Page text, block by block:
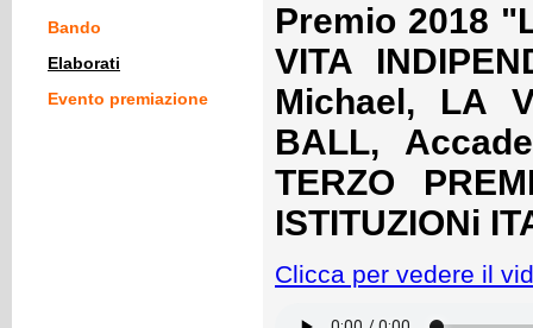
Bando
Elaborati
Evento premiazione
Premio 2018
VITA
Michael, LA
BALL,
TERZO
ISTITUZIONi
Clicca per vedere il